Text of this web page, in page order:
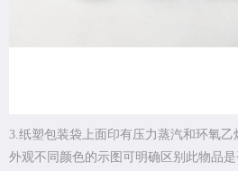
3.纸塑包装袋上面印有压力蒸汽和环氧
外观不同颜色的示图可明确区别此物品